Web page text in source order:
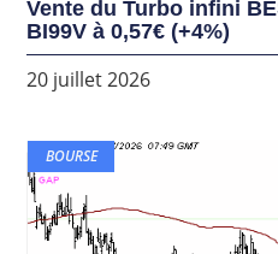
Vente du Turbo infini
BI99V à 0,57€ (+4%)
20 juillet 2026
BOURSE